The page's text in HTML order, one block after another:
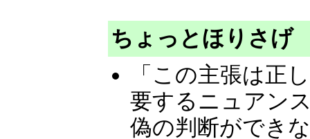
ちょっとほりさげ
「この主張は正
要するニュアン
偽の判断ができ